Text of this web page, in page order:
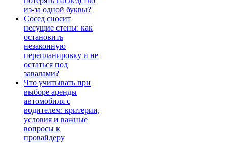
из-за одной буквы?
Сосед сносит
несущие стены: как
остановить
незаконную
перепланировку и не
остаться под
завалами?
Что учитывать при
выборе аренды
автомобиля с
водителем: критерии,
условия и важные
вопросы к
провайдеру